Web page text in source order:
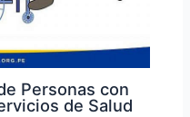
Personas con
de Salud